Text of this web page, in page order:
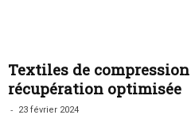
Textiles de
récupération optimisée
- 23 février 2024